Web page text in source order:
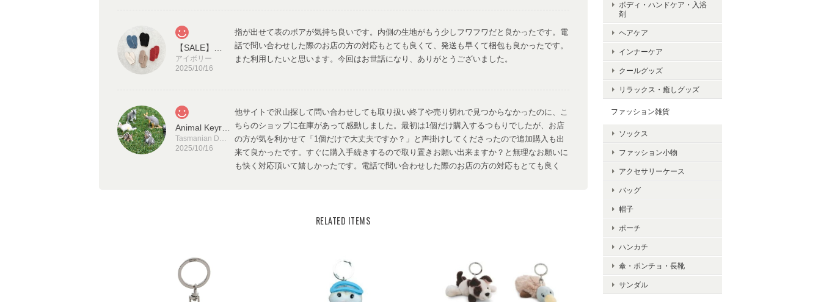
アイボリー
2025/10/16
指が出せて表のボアが気持ち良いです。内側の生地がもう少しフワフワだと良かったです。電
話で問い合わせした際のお店の方の対応もとても良くて、発送も早くて梱包も良かったです。
また利用したいと思います。今回はお世話になり、ありがとうございました。
Tasmanian Devil（タスマニア デビル）
2025/10/16
他サイトで沢山探して問い合わせしても取り扱い終了や売り切れで見つからなかったのに、こ
ちらのショップに在庫があって感動しました。最初は1個だけ購入するつもりでしたが、お店
の方が気を利かせて「1個だけで大丈夫ですか？」と声掛けしてくださったので追加購入も出
来て良かったです。すぐに購入手続きするので取り置きお願い出来ますか？と無理なお願いに
も快く対応頂いて嬉しかったです。電話で問い合わせした際のお店の方の対応もとても良く
コスメ柄
2025/02/04
RELATED ITEMS
ボディ・ハンドケア・入浴
剤
ヘアケア
インナーケア
クールグッズ
リラックス・癒しグッズ
ファッション雑貨
ソックス
ファッション小物
アクセサリーケース
バッグ
帽子
ポーチ
ハンカチ
傘・ポンチョ・長靴
サンダル